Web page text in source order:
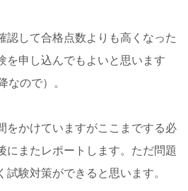
認して合格点数よりも高くなった
を申し込んでもよいと思います
なので）。
をかけていますがここまでする必
にまたレポートします。ただ問題
験対策ができると思います。